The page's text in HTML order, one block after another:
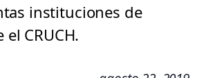
instituciones de
CRUCH.